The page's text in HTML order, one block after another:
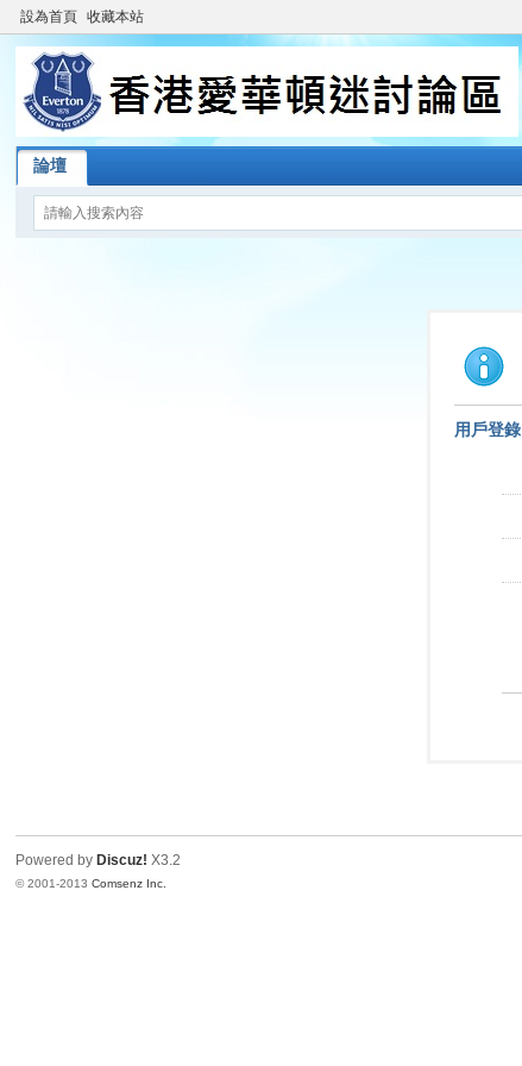
設為首頁 收藏本站
論壇
用戶登錄
Powered by Discuz! X3.2
© 2001-2013Comsenz Inc.